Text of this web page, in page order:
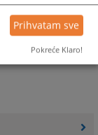
Prihvatam sve
Pokreće Klaro!